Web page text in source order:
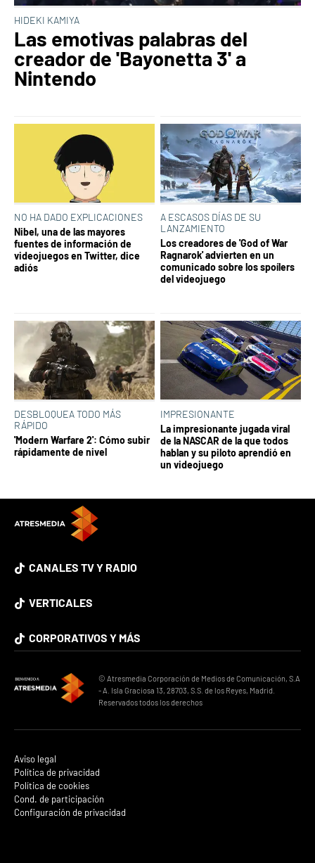
HIDEKI KAMIYA
Las emotivas palabras del
creador de 'Bayonetta 3' a
Nintendo
NO HA DADO EXPLICACIONES
Nibel, una de las mayores
fuentes de información de
videojuegos en Twitter, dice
adiós
A ESCASOS DÍAS DE SU
LANZAMIENTO
Los creadores de 'God of War
Ragnarok' advierten en un
comunicado sobre los spoílers
del videojuego
DESBLOQUEA TODO MÁS
RÁPIDO
'Modern Warfare 2': Cómo subir
rápidamente de nivel
IMPRESIONANTE
La impresionante jugada viral
de la NASCAR de la que todos
hablan y su piloto aprendió en
un videojuego
CANALES TV Y RADIO
VERTICALES
CORPORATIVOS Y MÁS
© Atresmedia Corporación de Medios de Comunicación, S.A
- A. Isla Graciosa 13, 28703, S.S. de los Reyes, Madrid.
Reservados todos los derechos
Aviso legal
Política de privacidad
Política de cookies
Cond. de participación
Configuración de privacidad